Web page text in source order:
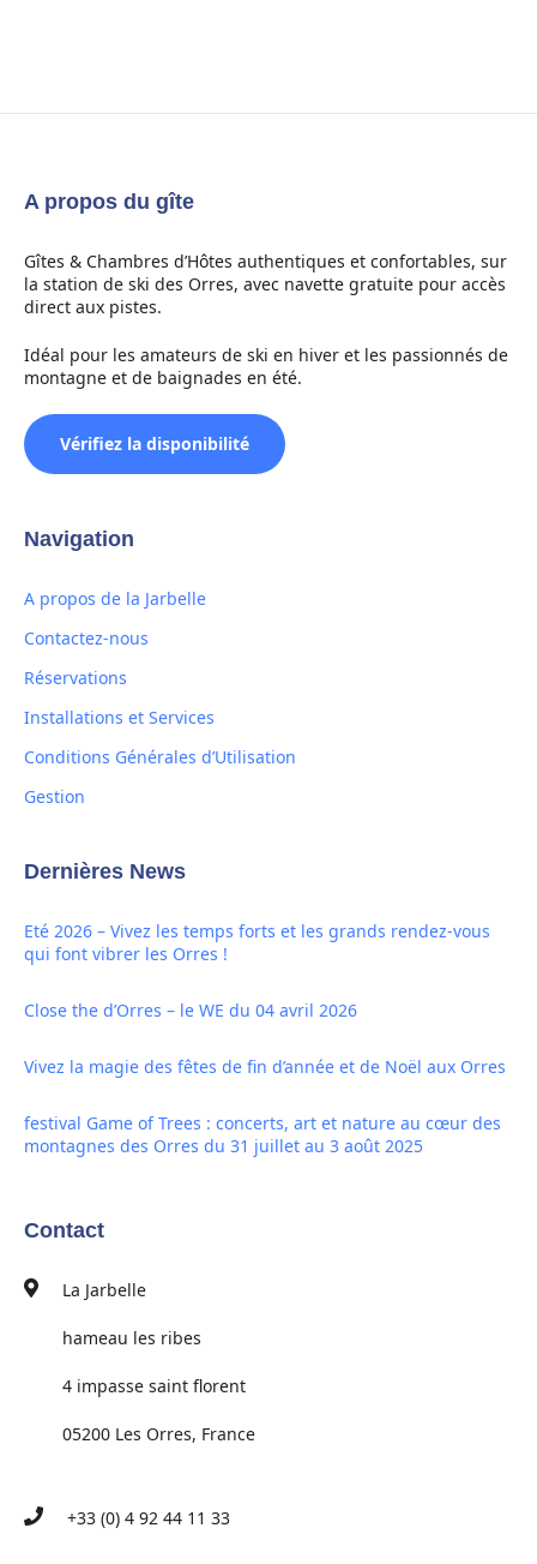
A propos du gîte
Gîtes & Chambres d’Hôtes authentiques et confortables, sur
la station de ski des Orres, avec navette gratuite pour accès
direct aux pistes.
Idéal pour les amateurs de ski en hiver et les passionnés de
montagne et de baignades en été.
Vérifiez la disponibilité
Navigation
A propos de la Jarbelle
Contactez-nous
Réservations
Installations et Services
Conditions Générales d’Utilisation
Gestion
Dernières News
Eté 2026 – Vivez les temps forts et les grands rendez-vous
qui font vibrer les Orres !
Close the d’Orres – le WE du 04 avril 2026
Vivez la magie des fêtes de fin d’année et de Noël aux Orres
festival Game of Trees : concerts, art et nature au cœur des
montagnes des Orres du 31 juillet au 3 août 2025
Contact
La Jarbelle
hameau les ribes
4 impasse saint florent
05200 Les Orres, France
+33 (0) 4 92 44 11 33